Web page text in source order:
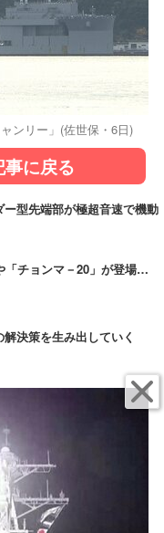
ンリー」(佐世保・6日)
事に戻る
型先端部が極超音速で機動
「チョンマ－20」が登場…
決策を生み出していく